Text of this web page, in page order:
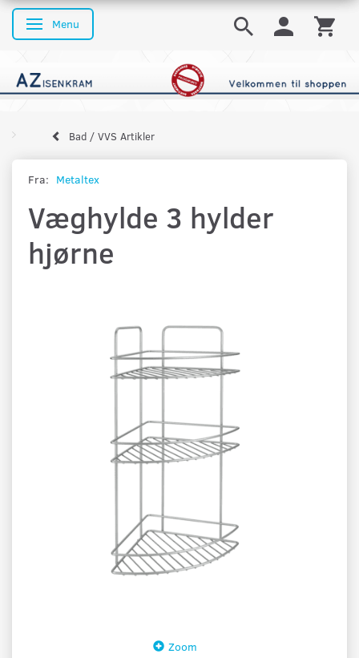
Skifte navigation
Menu
Bad / VVS Artikler
Fra: Metaltex
Væghylde 3 hylder
hjørne
Zoom